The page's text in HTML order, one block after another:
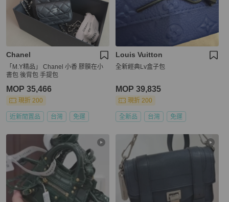
Chanel
「M.Y精品」 Chanel 小香 膠膜在小
書包 後背包 手提包
MOP 35,466
現折 200
近新閒置品 台灣 免運
Louis Vuitton
全新經典Lv盒子包
MOP 39,835
現折 200
全新品 台灣 免運